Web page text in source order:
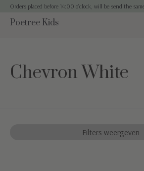
Orders placed before 14:00 o'clock, will be send the
Poetree Kids
Chevron White
Filters weergeven